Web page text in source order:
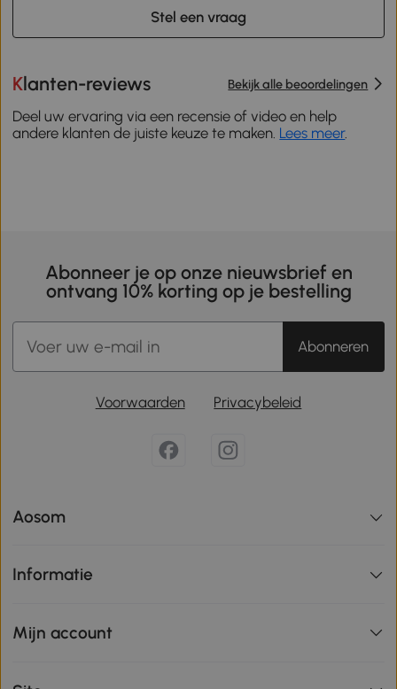
Stel een vraag
Klanten-reviews Bekijk alle beoordelingen
Deel uw ervaring via een recensie of video en help
andere klanten de juiste keuze te maken. Lees meer.
Abonneer je op onze nieuwsbrief en
ontvang 10% korting op je bestelling
Abonneren
Voorwaarden Privacybeleid
Aosom
Informatie
Mijn account